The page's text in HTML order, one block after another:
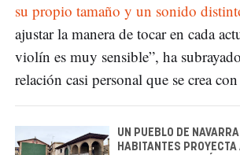
su propio tamaño y un sonido
ajustar la manera de tocar en cada
violín es muy sensible”, ha
relación casi personal que se crea
UN PUEBLO DE
HABITANTES